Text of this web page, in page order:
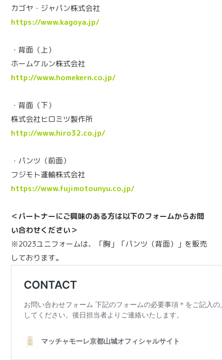
カゴヤ・ジャパン株式会社
https://www.kagoya.jp/
・背面（上）
ホームケルン株式会社
http://www.homekern.co.jp/
・背面（下）
株式会社ヒロミツ製作所
http://www.hiro32.co.jp/
・パンツ（前面）
フジモト運輸株式会社
https://www.fujimotounyu.co.jp/
＜パートナーにご興味のある方は以下のフォームからお問
い合わせください＞
※2023ユニフォームは、「胸」「パンツ（背面）」を販売
しております。